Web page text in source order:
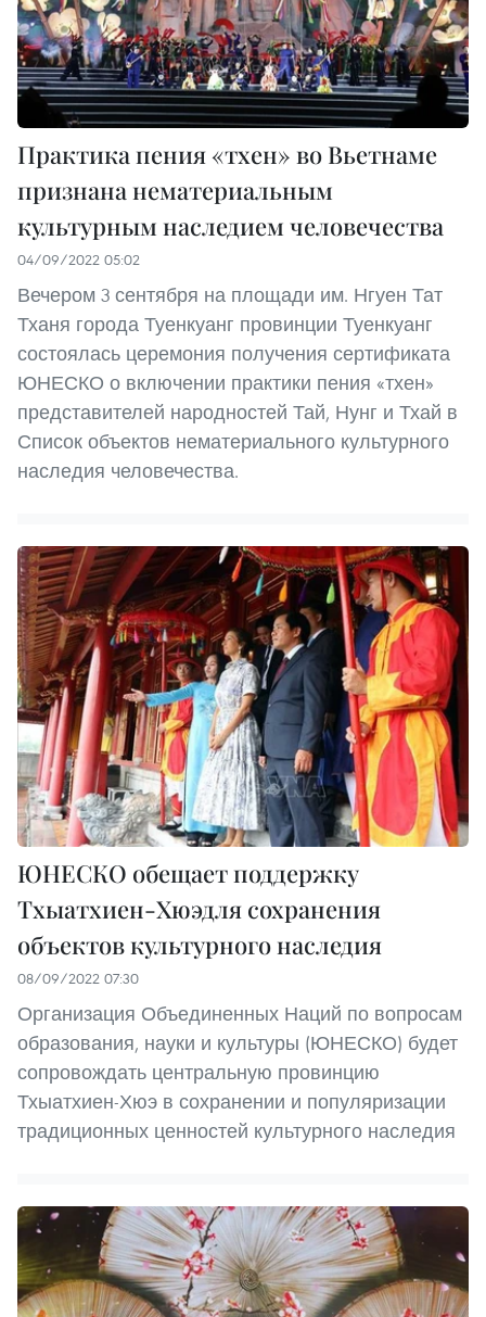
Практика пения «тхен» во Вьетнаме
признана нематериальным
культурным наследием человечества
04/09/2022 05:02
Вечером 3 сентября на площади им. Нгуен Тат
Тханя города Туенкуанг провинции Туенкуанг
состоялась церемония получения сертификата
ЮНЕСКО о включении практики пения «тхен»
представителей народностей Тай, Нунг и Тхай в
Список объектов нематериального культурного
наследия человечества.
ЮНЕСКО обещает поддержку
Тхыатхиен-Хюэдля сохранения
объектов культурного наследия
08/09/2022 07:30
Организация Объединенных Наций по вопросам
образования, науки и культуры (ЮНЕСКО) будет
сопровождать центральную провинцию
Тхыатхиен-Хюэ в сохранении и популяризации
традиционных ценностей культурного наследия